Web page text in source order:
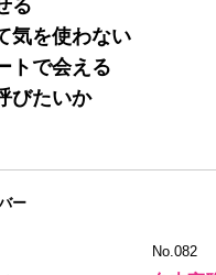
る
気を使わない
トで会える
びたいか
ー
No.082